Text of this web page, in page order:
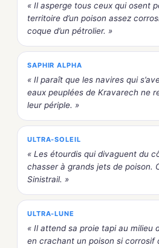
« Il asperge tous ceux qui osent
territoire d’un poison assez
coque d’un pétrolier. »
SAPHIR ALPHA
« Il paraît que les navires qui
eaux peuplées de Kravarech ne
leur périple. »
ULTRA-SOLEIL
« Les étourdis qui divaguent du
chasser à grands jets de poison.
Sinistrail. »
ULTRA-LUNE
« Il attend sa proie tapi au milieu
en crachant un poison si corrosif